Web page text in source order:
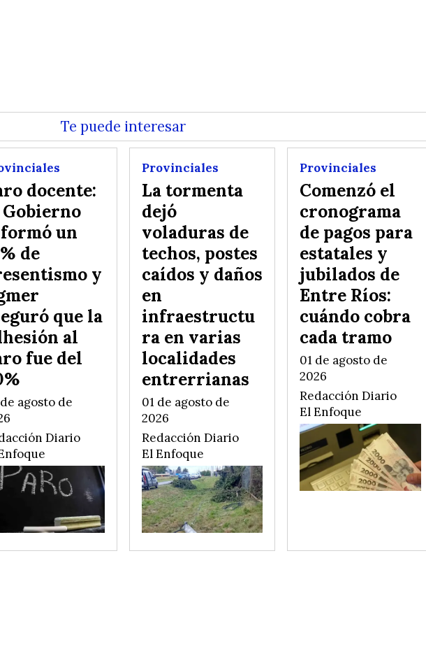
Te puede interesar
docente:
un
de
y
que la
al
fue del
Diario
agosto de
La tormenta
dejó
voladuras de
techos, postes
caídos y daños
en
infraestructu
ra en varias
localidades
entrerrianas
Redacción Diario
El Enfoque
Provinciales
01 de agosto de
2026
Comenzó el
cronograma
de pagos para
estatales y
jubilados de
Entre Ríos:
cuándo cobra
cada tramo
Redacción Diario
El Enfoque
Provinciales
01 de agosto de
2026